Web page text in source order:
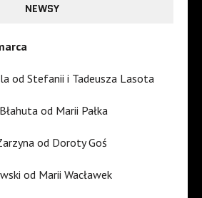
NEWSY
od Stefanii i Tadeusza Lasota
od Marii Pałka
od Doroty Goś
od Marii Wacławek